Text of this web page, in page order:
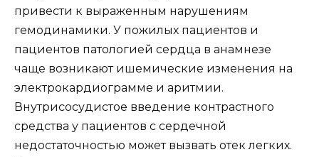
привести к выраженным нарушениям
гемодинамики. У пожилых пациентов и
пациентов патологией сердца в анамнезе
чаще возникают ишемические изменения на
электрокардиограмме и аритмии.
Внутрисосудистое введение контрастного
средства у пациентов с сердечной
недостаточностью может вызвать отек легких.